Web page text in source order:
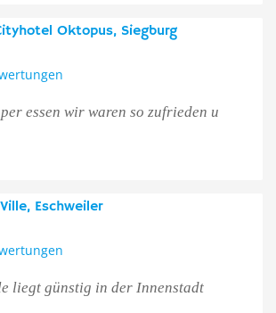
Oktopus, Siegburg
essen wir waren so zufrieden u
Eschweiler
liegt günstig in der Innenstadt